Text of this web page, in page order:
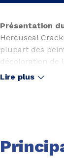
Présentation
Hercuseal
plupart des
décoloration de
Lire plus